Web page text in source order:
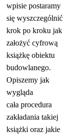
wpisie postaramy
się wyszczególnić
krok po kroku jak
założyć cyfrową
książkę obiektu
budowlanego.
Opiszemy jak
wygląda
cała procedura
zakładania takiej
książki oraz jakie